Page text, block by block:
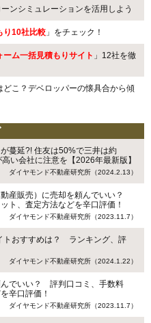
ンシミュレーションを活用しよう
り10社比較 」をチェック！
ーム一括見積もりサイト 」12社を徹
どこ？デベロッパーの懐具合から傾
蔓延?! 住友は50%で三井は約
い会社に注意を【2026年最新版】
ダイヤモンド不動産研究所（2024.2.13）
産販売）に売却を頼んでいい？
ト、査定方法などを辛口評価！
ダイヤモンド不動産研究所（2023.11.7）
トおすすめは？ ランキング、評
ダイヤモンド不動産研究所（2024.1.22）
でいい？ 評判口コミ、手数料
辛口評価！
ダイヤモンド不動産研究所（2023.11.7）